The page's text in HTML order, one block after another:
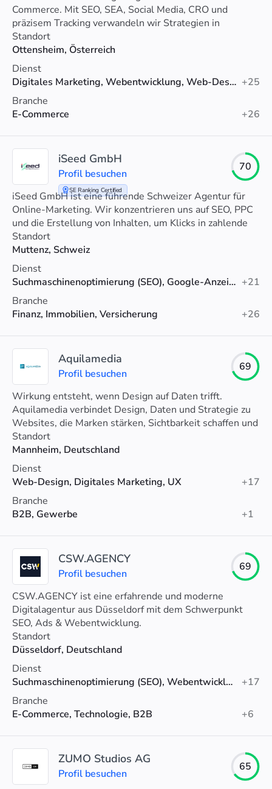
Commerce. Mit SEO, SEA, Social Media, CRO und
präzisem Tracking verwandeln wir Strategien in
messbares Wachstum.
Standort
Ottensheim, Österreich
Dienst
Digitales Marketing, Webentwicklung, Web-Design +25
Branche
E-Commerce
+26
SE Ranking Certified
iSeed GmbH
Profil besuchen
70
iSeed GmbH ist eine führende Schweizer Agentur für
Online-Marketing. Wir konzentrieren uns auf SEO, PPC
und die Erstellung von Inhalten, um Klicks in zahlende
Kunden zu verwandeln.
Standort
Muttenz, Schweiz
Dienst
Suchmaschinenoptimierung (SEO), Google-Anzeigen, Web-Design +21
Branche
Finanz, Immobilien, Versicherung
+26
Aquilamedia
Profil besuchen
69
Wirkung entsteht, wenn Design auf Daten trifft.
Aquilamedia verbindet Design, Daten und Strategie zu
Websites, die Marken stärken, Sichtbarkeit schaffen und
nachweislich mehr Kunden bringen.
Standort
Mannheim, Deutschland
Dienst
Web-Design, Digitales Marketing, UX
+17
Branche
B2B, Gewerbe
+1
CSW.AGENCY
Profil besuchen
69
CSW.AGENCY ist eine erfahrende und moderne
Digitalagentur aus Düsseldorf mit dem Schwerpunkt
SEO, Ads & Webentwicklung.
Standort
Düsseldorf, Deutschland
Dienst
Suchmaschinenoptimierung (SEO), Webentwicklung, Lokales SEO
+17
Branche
E-Commerce, Technologie, B2B
+6
ZUMO Studios AG
Profil besuchen
65